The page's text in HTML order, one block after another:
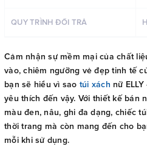
QUY TRÌNH ĐỔI TRẢ
Cảm nhận sự mềm mại của chất
vào, chiêm ngưỡng vẻ đẹp tinh tế
bạn sẽ hiểu vì sao túi xách nữ
yêu thích đến vậy. Với thiết kế bán
màu đen, nâu, ghi đa dạng, chiếc
thời trang mà còn mang đến cho
mỗi khi sử dụng.